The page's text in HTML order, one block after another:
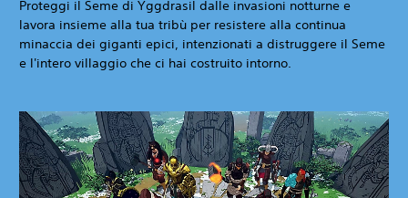
Proteggi il Seme di Yggdrasil dalle invasioni notturne e
lavora insieme alla tua tribù per resistere alla continua
minaccia dei giganti epici, intenzionati a distruggere il Seme
e l'intero villaggio che ci hai costruito intorno.